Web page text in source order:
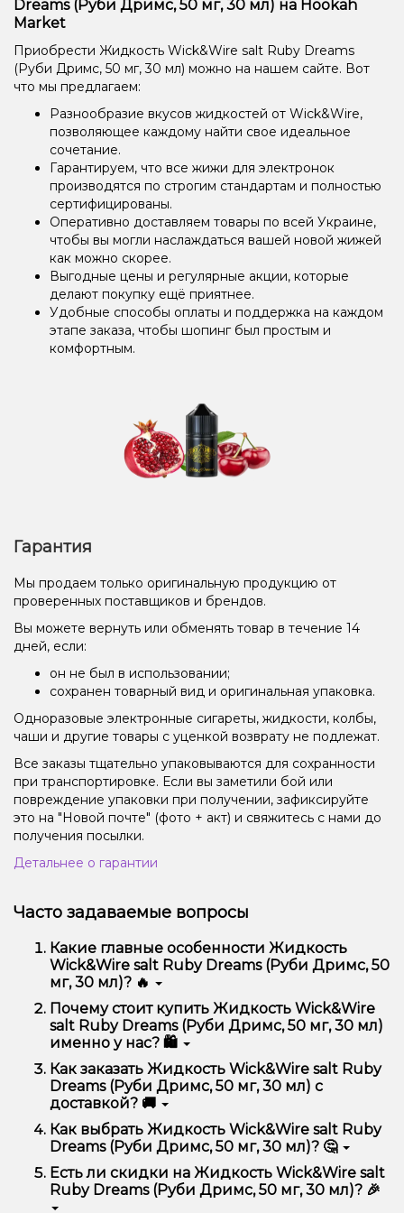
Dreams (Руби Дримс, 50 мг, 30 мл) на Hookah
Market
Приобрести Жидкость Wick&Wire salt Ruby Dreams
(Руби Дримс, 50 мг, 30 мл) можно на нашем сайте. Вот
что мы предлагаем:
Разнообразие вкусов жидкостей от Wick&Wire,
позволяющее каждому найти свое идеальное
сочетание.
Гарантируем, что все жижи для электронок
производятся по строгим стандартам и полностью
сертифицированы.
Оперативно доставляем товары по всей Украине,
чтобы вы могли наслаждаться вашей новой жижей
как можно скорее.
Выгодные цены и регулярные акции, которые
делают покупку ещё приятнее.
Удобные способы оплаты и поддержка на каждом
этапе заказа, чтобы шопинг был простым и
комфортным.
Гарантия
Мы продаем только оригинальную продукцию от
проверенных поставщиков и брендов.
Вы можете вернуть или обменять товар в течение 14
дней, если:
он не был в использовании;
сохранен товарный вид и оригинальная упаковка.
Одноразовые электронные сигареты, жидкости, колбы,
чаши и другие товары с уценкой возврату не подлежат.
Все заказы тщательно упаковываются для сохранности
при транспортировке. Если вы заметили бой или
повреждение упаковки при получении, зафиксируйте
это на "Новой почте" (фото + акт) и свяжитесь с нами до
получения посылки.
Детальнее о гарантии
Часто задаваемые вопросы
Какие главные особенности Жидкость
Wick&Wire salt Ruby Dreams (Руби Дримс, 50
мг, 30 мл)? 🔥
Жидкость Wick&Wire salt Ruby Dreams (Руби
Дримс, 50 мг, 30 мл) отличается высоким качеством,
удобством использования и надежностью.
Почему стоит купить Жидкость Wick&Wire
salt Ruby Dreams (Руби Дримс, 50 мг, 30 мл)
именно у нас? 🛍️
Мы предлагаем только оригинальную продукцию,
широкий ассортимент, выгодные цены и быструю
доставку. Кроме того, у нас регулярные акции и
скидки для клиентов!
Как заказать Жидкость Wick&Wire salt Ruby
Dreams (Руби Дримс, 50 мг, 30 мл) с
доставкой? 🚚
Оформить заказ можно в несколько кликов:
Добавьте Жидкость Wick&Wire salt Ruby
Dreams (Руби Дримс, 50 мг, 30 мл) в корзину.
Перейдите к оформлению заказа.
Как выбрать Жидкость Wick&Wire salt Ruby
Dreams (Руби Дримс, 50 мг, 30 мл)? 🤔
Выбор зависит от ваших предпочтений – например,
если это кальян, учитывайте размер, материал и тип
чаши, если вейп – мощность и вкус. Наши
Есть ли скидки на Жидкость Wick&Wire salt
Ruby Dreams (Руби Дримс, 50 мг, 30 мл)? 🎉